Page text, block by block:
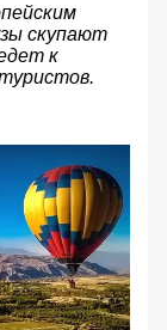
скупают
к